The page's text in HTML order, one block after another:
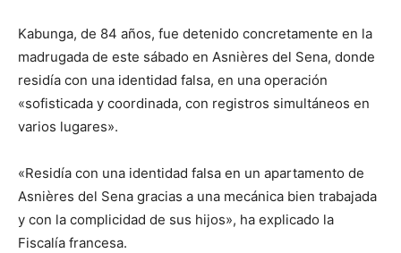
Kabunga, de 84 años, fue detenido concretamente en la
madrugada de este sábado en Asnières del Sena, donde
residía con una identidad falsa, en una operación
«sofisticada y coordinada, con registros simultáneos en
varios lugares».
«Residía con una identidad falsa en un apartamento de
Asnières del Sena gracias a una mecánica bien trabajada
y con la complicidad de sus hijos», ha explicado la
Fiscalía francesa.